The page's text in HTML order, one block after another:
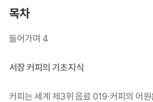
들려주는 정확하고 흥미로운 이야기는 지
목차
들어가며 4
서장 커피의 기초지식
커피는 세계 제3위 음료 019·커피의 어